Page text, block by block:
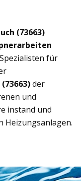
(73663)
für
der
und
instand und
Heizungsanlagen.